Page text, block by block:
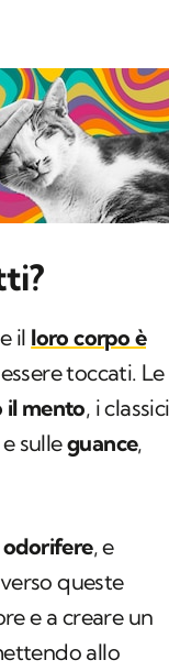
il loro corpo è
toccati. Le
mento, i classici
sulleguance,
, e
queste
e a creare un
allo